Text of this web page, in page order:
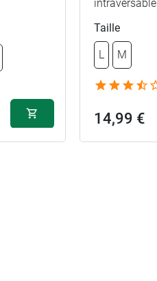
intraversable
Taille
L M
14,99 €